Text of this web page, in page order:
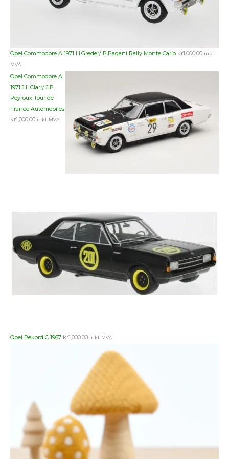
Opel Commodore A 1971 H.Greder/ P.Pagani Rally Monte Carlo kr1,000.00 inkl.
MVA
Opel Commodore A
1971 J.L Clarr/ J.P.
Peyroux Tour de
France Automobiles
kr1,000.00 inkl. MVA
Opel Rekord C 1967 kr1,000.00 inkl. MVA